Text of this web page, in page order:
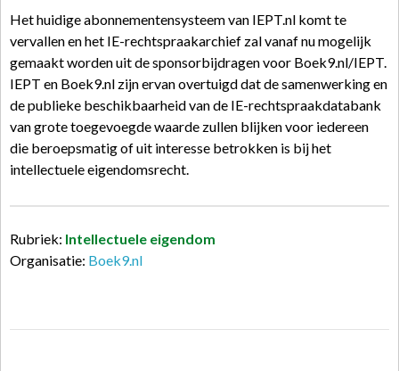
Het huidige abonnementensysteem van IEPT.nl komt te
vervallen en het IE-rechtspraakarchief zal vanaf nu mogelijk
gemaakt worden uit de sponsorbijdragen voor Boek9.nl/IEPT.
IEPT en Boek9.nl zijn ervan overtuigd dat de samenwerking en
de publieke beschikbaarheid van de IE-rechtspraakdatabank
van grote toegevoegde waarde zullen blijken voor iedereen
die beroepsmatig of uit interesse betrokken is bij het
intellectuele eigendomsrecht.
Rubriek: Intellectuele eigendom
Organisatie: Boek9.nl